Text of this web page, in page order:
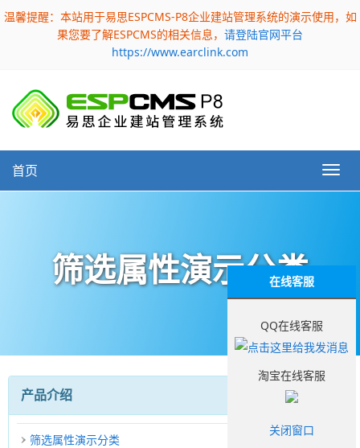
温馨提醒：本站用于易思ESPCMS-P8企业建站管理系统的演示使用，如
果您要了解ESPCMS的相关信息， 请登陆官网平台
https://www.earclink.com
首页
筛选属性演示分类
产品介绍
筛选属性演示分类
在线客服
QQ在线客服
淘宝在线客服
关闭窗口